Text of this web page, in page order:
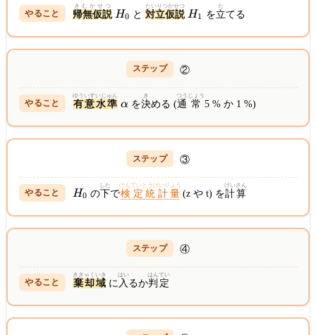
帰無仮説
きむかせつ H_0
H0 と対立仮説
たいりつかせつ H_1
H1 を立
た
てる
②
有意水準
ゆういすいじゅん \alpha
α を決
き
める (通
つう
常
じょう
5 % か 1 %)
③
H_0
H0 の下
した
で検定統計量
けんていとうけいりょう
(z や t) を計
けい
算
さん
④
棄却域
ききゃくいき
に 入
はい
るか判定
はんてい